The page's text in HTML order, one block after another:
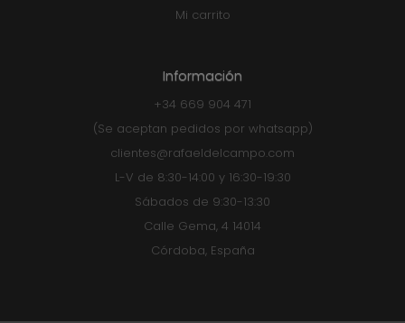
Mi carrito
Información
+34 669 904 471
(Se aceptan pedidos por whatsapp)
clientes@rafaeldelcampo.com
L-V de 8:30-14:00 y 16:30-19:30
Sábados de 9:30-13:30
Calle Gema, 4 14014
Córdoba, España